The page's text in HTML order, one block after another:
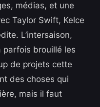
médias, et une
Taylor Swift, Kelce
L’intersaison,
parfois brouillé les
de projets cette
des choses qui
mais il faut